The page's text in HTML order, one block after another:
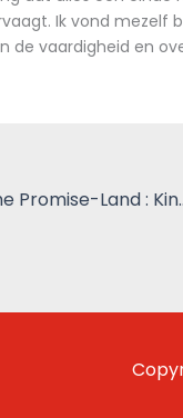
Ik vond mezelf
de vaardigheid en
Bound for